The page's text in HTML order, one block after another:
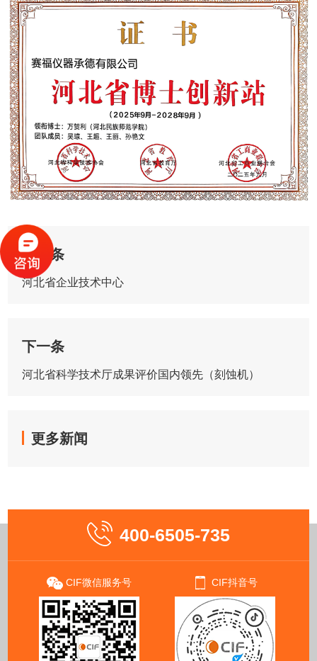
上一条
河北省企业技术中心
下一条
河北省科学技术厅成果评价国内领先（刻蚀机）
更多新闻
400-6505-735
CIF微信服务号 CIF抖音号